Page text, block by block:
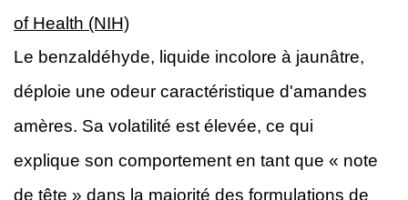
of Health (NIH)
Le benzaldéhyde, liquide incolore à jaunâtre,
déploie une odeur caractéristique d'amandes
amères. Sa volatilité est élevée, ce qui
explique son comportement en tant que « note
de tête » dans la majorité des formulations de